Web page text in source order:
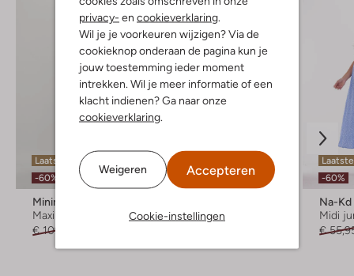
privacy- en cookieverklaring
Wil je je voorkeuren wijzigen? Via de
cookieknop onderaan de pagina kun je
jouw toestemming ieder moment
intrekken. Wil je meer informatie of een
klacht indienen? Ga naar onze
cookieverklaring
Weigeren Accepteren
Cookie-instellingen
Laatste maten
-60%
Minimum
Maxi jurk
€ 109,95
-60%
Maxi jurk
-60%
Na-Kd
Midi
€